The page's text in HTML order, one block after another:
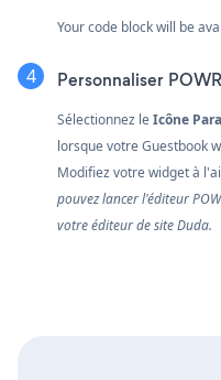
Your code block will be
Personnaliser
Sélectionnez leIcône
lorsque votre Guestbook
Modifiez votre widget à
pouvez lancer l'éditeur
votre éditeur de site Duda.